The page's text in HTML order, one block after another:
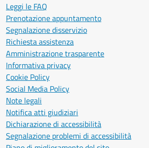
Leggi le FAQ
Prenotazione appuntamento
Segnalazione disservizio
Richiesta assistenza
Amministrazione trasparente
Informativa privacy
Cookie Policy
Social Media Policy
Note legali
Notifica atti giudiziari
Dichiarazione di accessibilità
Segnalazione problemi di accessibilità